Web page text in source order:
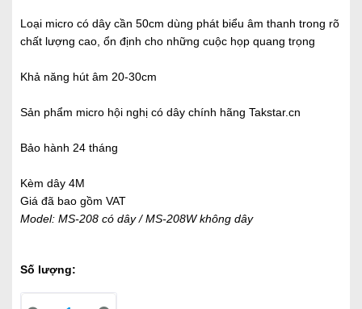
Loại micro có dây cần 50cm dùng phát biểu âm thanh trong rõ
chất lượng cao, ổn định cho những cuộc họp quang trọng
Khả năng hút âm 20-30cm
Sản phẩm micro hội nghị có dây chính hãng Takstar.cn
Bảo hành 24 tháng
Kèm dây 4M
Giá đã bao gồm VAT
Model: MS-208 có dây / MS-208W không dây
Số lượng: